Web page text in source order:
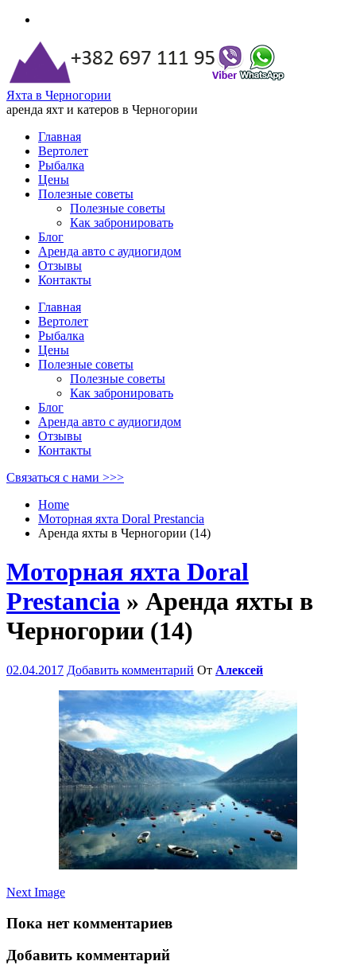
Яхта в Черногории
аренда яхт и катеров в Черногории
Главная
Вертолет
Рыбалка
Цены
Полезные советы
Полезные советы
Как забронировать
Блог
Аренда авто с аудиогидом
Отзывы
Контакты
Главная
Вертолет
Рыбалка
Цены
Полезные советы
Полезные советы
Как забронировать
Блог
Аренда авто с аудиогидом
Отзывы
Контакты
Связаться с нами >>>
Home
Моторная яхта Doral Prestancia
Аренда яхты в Черногории (14)
Моторная яхта Doral
Prestancia » Аренда яхты в
Черногории (14)
02.04.2017 Добавить комментарий От Алексей
Next Image
Пока нет комментариев
Добавить комментарий